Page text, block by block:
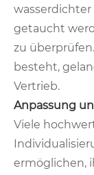
wasserdichter
getaucht
zu
besteht,
Vertrieb.
Anpassung
Viele
ermöglichen,